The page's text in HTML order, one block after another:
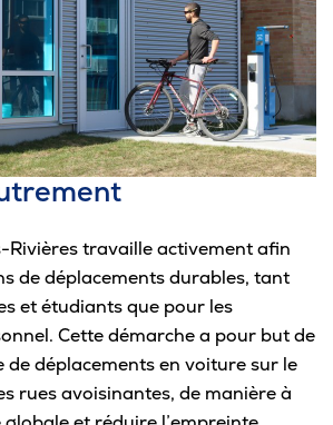
Rivières travaille activement afin
de déplacements durables, tant
et étudiants que pour les
Cette démarche a pour but de
de déplacements en voiture sur le
rues avoisinantes, de manière à